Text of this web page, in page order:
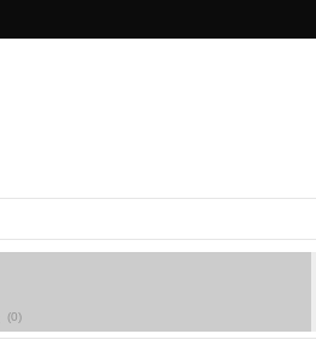
(0)